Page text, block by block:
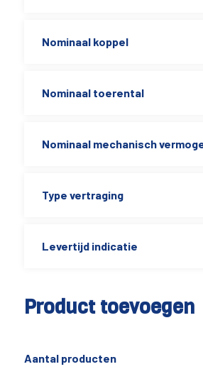
Product toevoegen
Aantal producten
Nominaal koppel
Nominaal toerental
Nominaal mechanisch
Type vertraging
Levertijd indicatie